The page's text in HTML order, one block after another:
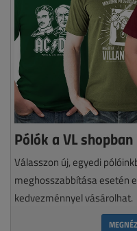
Pólók a VL shopban
Válasszon új, egyedi
meghosszabbítása esetén
kedvezménnyel vásárolhat.